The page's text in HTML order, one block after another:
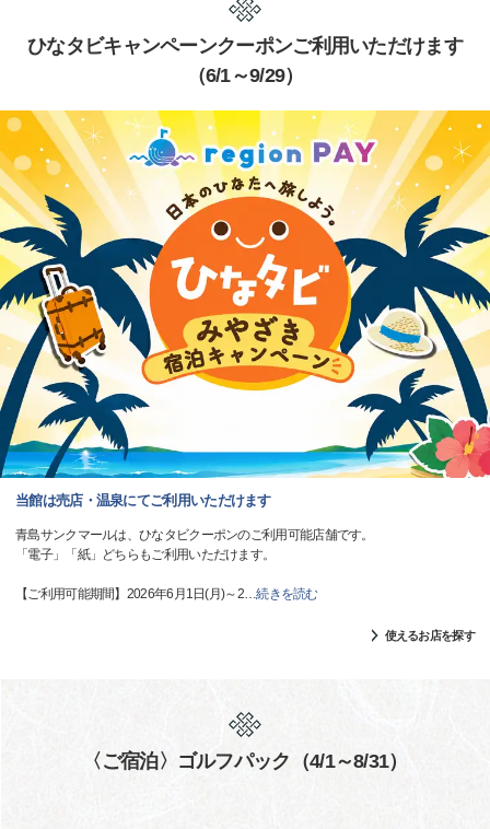
ひなタビキャンペーンクーポンご利用いただけます
（6/1～9/29）
当館は売店・温泉にてご利用いただけます
青島サンクマールは、ひなタビクーポンのご利用可能店舗です。
「電子」「紙」どちらもご利用いただけます。
【ご利用可能期間】2026年6月1日(月)～2…続きを読む
使えるお店を探す
〈ご宿泊〉ゴルフパック（4/1～8/31）